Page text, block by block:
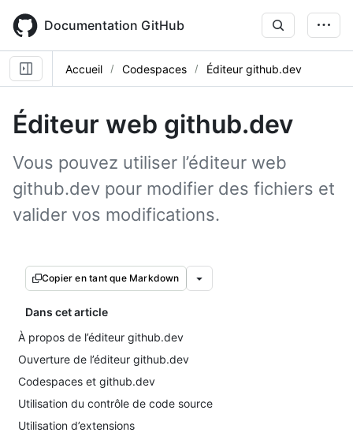
main
content
Documentation GitHub
Accueil Codespaces Éditeur github.dev
Éditeur web github.dev
Vous pouvez utiliser l’éditeur web
github.dev pour modifier des fichiers et
valider vos modifications.
Copier en tant que Markdown
Dans cet article
À propos de l’éditeur github.dev
Ouverture de l’éditeur github.dev
Codespaces et github.dev
Utilisation du contrôle de code source
Utilisation d’extensions